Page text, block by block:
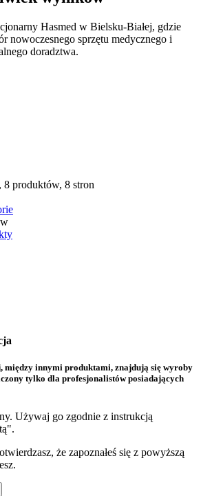
Hasmed w Bielsku-Białej, gdzie
nowoczesnego sprzętu medycznego i
doradztwa.
8 produktów, 8 stron
między innymi produktami, znajdują się wyroby
tylko dla profesjonalistów posiadających
Używaj go zgodnie z instrukcją
że zapoznałeś się z powyższą